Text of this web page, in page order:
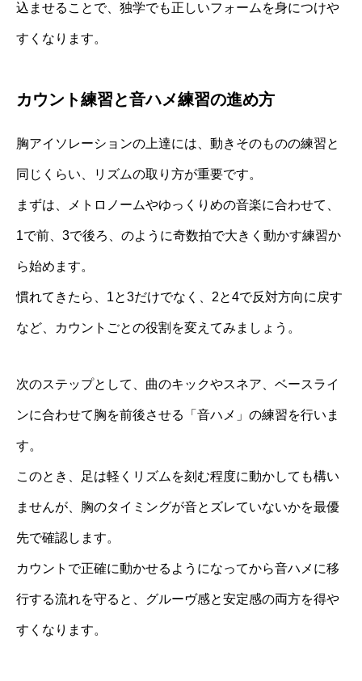
込ませることで、独学でも正しいフォームを身につけや
すくなります。
カウント練習と音ハメ練習の進め方
胸アイソレーションの上達には、動きそのものの練習と
同じくらい、リズムの取り方が重要です。
まずは、メトロノームやゆっくりめの音楽に合わせて、
1で前、3で後ろ、のように奇数拍で大きく動かす練習か
ら始めます。
慣れてきたら、1と3だけでなく、2と4で反対方向に戻す
など、カウントごとの役割を変えてみましょう。
次のステップとして、曲のキックやスネア、ベースライ
ンに合わせて胸を前後させる「音ハメ」の練習を行いま
す。
このとき、足は軽くリズムを刻む程度に動かしても構い
ませんが、胸のタイミングが音とズレていないかを最優
先で確認します。
カウントで正確に動かせるようになってから音ハメに移
行する流れを守ると、グルーヴ感と安定感の両方を得や
すくなります。